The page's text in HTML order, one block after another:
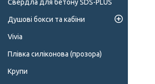
Свердла для бетону SDS-PLUS
Душові бокси та кабіни
Vivia
Плівка силіконова (прозора)
Крупи